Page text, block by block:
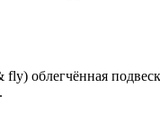
fly) облегчённая